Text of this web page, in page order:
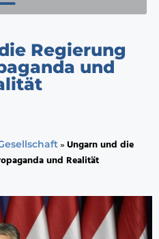
Regierung
und
»Ungarn und die
und Realität